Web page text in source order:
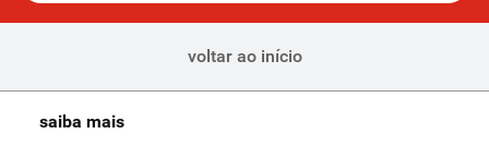
voltar ao início
saiba mais